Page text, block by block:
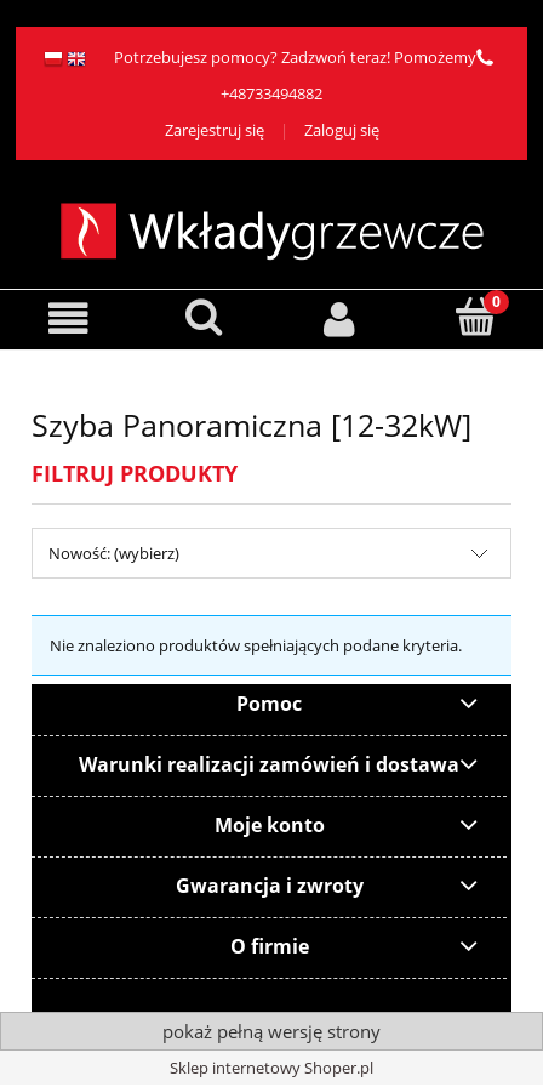
Potrzebujesz pomocy? Zadzwoń teraz! Pomożemy
+48733494882
Zarejestruj się
Zaloguj się
Szyba Panoramiczna [12-32kW]
FILTRUJ PRODUKTY
Nowość: (wybierz)
Nie znaleziono produktów spełniających podane kryteria.
Pomoc
Warunki realizacji zamówień i dostawa
Moje konto
Gwarancja i zwroty
O firmie
pokaż pełną wersję strony
Sklep internetowy Shoper.pl